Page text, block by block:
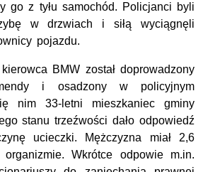
go z tyłu samochód. Policjanci byli
w drzwiach i siłą wyciągnęli
pojazdu.
BMW został doprowadzony
i osadzony w policyjnym
nim 33-letni mieszkaniec gminy
stanu trzeźwości dało odpowiedź
ucieczki. Mężczyzna miał 2,6
Wkrótce odpowie m.in.